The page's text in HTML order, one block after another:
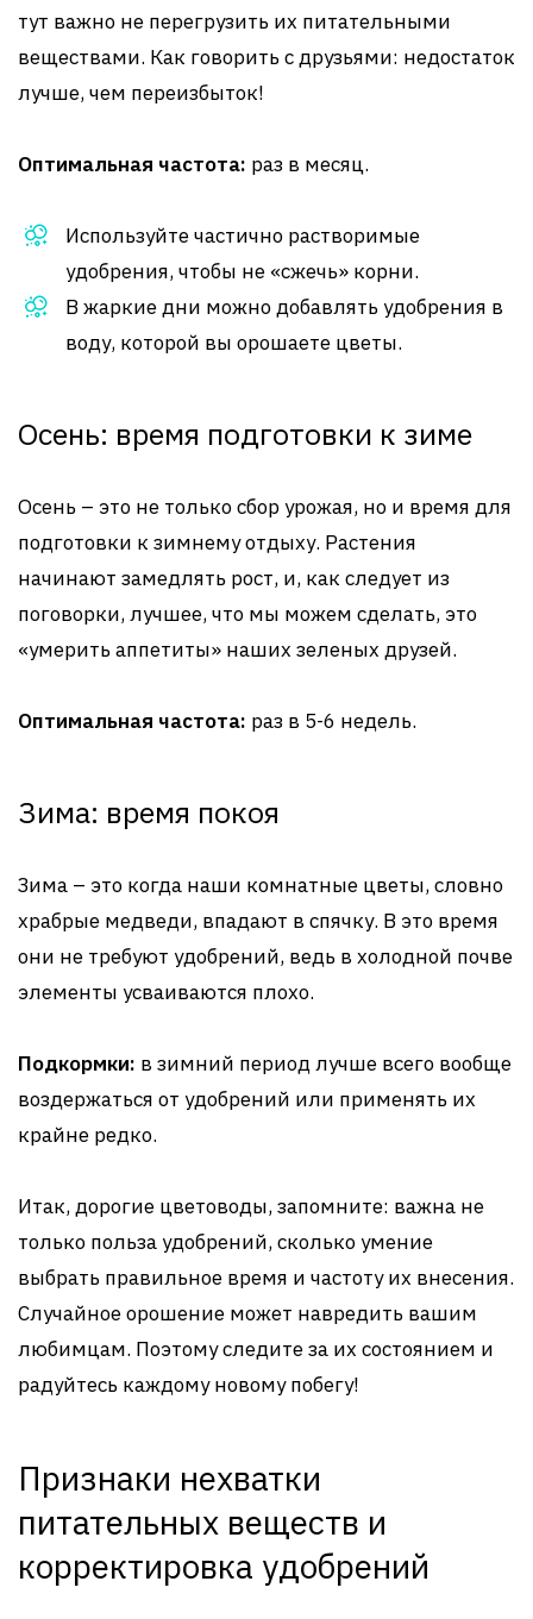
тут важно не перегрузить их питательными
веществами. Как говорить с друзьями: недостаток
лучше, чем переизбыток!
Оптимальная частота: раз в месяц.
Используйте частично растворимые
удобрения, чтобы не «сжечь» корни.
В жаркие дни можно добавлять удобрения в
воду, которой вы орошаете цветы.
Осень: время подготовки к зиме
Осень – это не только сбор урожая, но и время для
подготовки к зимнему отдыху. Растения
начинают замедлять рост, и, как следует из
поговорки, лучшее, что мы можем сделать, это
«умерить аппетиты» наших зеленых друзей.
Оптимальная частота: раз в 5-6 недель.
Зима: время покоя
Зима – это когда наши комнатные цветы, словно
храбрые медведи, впадают в спячку. В это время
они не требуют удобрений, ведь в холодной почве
элементы усваиваются плохо.
Подкормки: в зимний период лучше всего вообще
воздержаться от удобрений или применять их
крайне редко.
Итак, дорогие цветоводы, запомните: важна не
только польза удобрений, сколько умение
выбрать правильное время и частоту их внесения.
Случайное орошение может навредить вашим
любимцам. Поэтому следите за их состоянием и
радуйтесь каждому новому побегу!
Признаки нехватки
питательных веществ и
корректировка удобрений